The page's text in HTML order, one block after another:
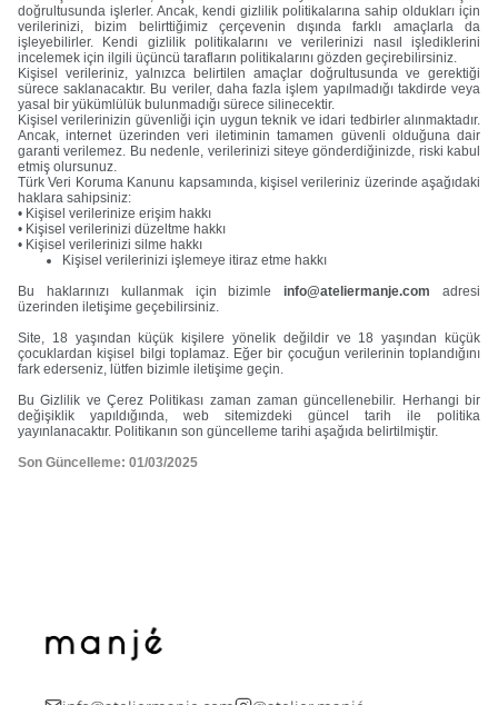
doğrultusunda işlerler. Ancak, kendi gizlilik politikalarına sahip oldukları için
verilerinizi, bizim belirttiğimiz çerçevenin dışında farklı amaçlarla da
işleyebilirler. Kendi gizlilik politikalarını ve verilerinizi nasıl işlediklerini
incelemek için ilgili üçüncü tarafların politikalarını gözden geçirebilirsiniz.
Kişisel verileriniz, yalnızca belirtilen amaçlar doğrultusunda ve gerektiği
sürece saklanacaktır. Bu veriler, daha fazla işlem yapılmadığı takdirde veya
yasal bir yükümlülük bulunmadığı sürece silinecektir.
Kişisel verilerinizin güvenliği için uygun teknik ve idari tedbirler alınmaktadır.
Ancak, internet üzerinden veri iletiminin tamamen güvenli olduğuna dair
garanti verilemez. Bu nedenle, verilerinizi siteye gönderdiğinizde, riski kabul
etmiş olursunuz.
Türk Veri Koruma Kanunu kapsamında, kişisel verileriniz üzerinde aşağıdaki
haklara sahipsiniz:
• Kişisel verilerinize erişim hakkı
• Kişisel verilerinizi düzeltme hakkı
• Kişisel verilerinizi silme hakkı
Kişisel verilerinizi işlemeye itiraz etme hakkı
Bu haklarınızı kullanmak için bizimle info@ateliermanje.com adresi
üzerinden iletişime geçebilirsiniz.
Site, 18 yaşından küçük kişilere yönelik değildir ve 18 yaşından küçük
çocuklardan kişisel bilgi toplamaz. Eğer bir çocuğun verilerinin toplandığını
fark ederseniz, lütfen bizimle iletişime geçin.
Bu Gizlilik ve Çerez Politikası zaman zaman güncellenebilir. Herhangi bir
değişiklik yapıldığında, web sitemizdeki güncel tarih ile politika
yayınlanacaktır. Politikanın son güncelleme tarihi aşağıda belirtilmiştir.
Son Güncelleme: 01/03/2025
ilk siparişinde %15
indirim
kayıt ol ve ilk siparişine özel %15 indirimve
ücretsiz lazer kazımafırsatından faydalan.